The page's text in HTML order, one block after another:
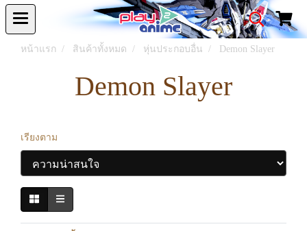
หน้าแรก สินค้าทั้งหมด หุ่นประกอบอื่น Demon Slayer
Demon Slayer
เรียงตาม